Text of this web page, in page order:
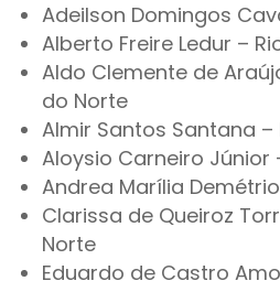
Adeilson Domingos
Alberto Freire Ledur –
Aldo Clemente de
do Norte
Almir Santos Santana –
Aloysio Carneiro Júnior
Andrea Marília
Clarissa de Queiroz
Norte
Eduardo de Castro